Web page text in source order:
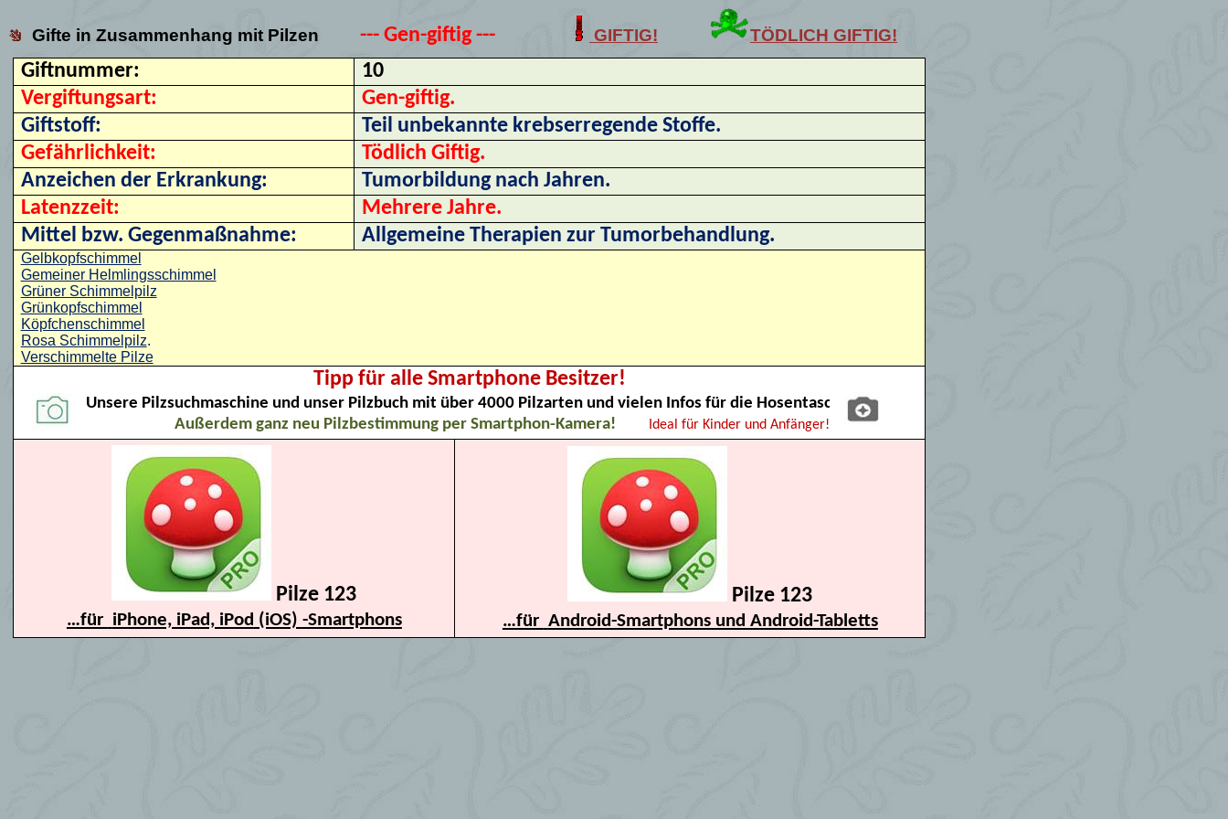
Gifte in Zusammenhang mit Pilzen --- Gen-giftig --- GIFTIG! TÖDLICH GIFTIG!
Giftnummer:
10
Vergiftungsart:
Gen-giftig.
Giftstoff:
Teil unbekannte krebserregende Stoffe.
Gefährlichkeit:
Tödlich Giftig.
Anzeichen der Erkrankung:
Tumorbildung nach Jahren.
Latenzzeit:
Mehrere Jahre.
Mittel bzw. Gegenmaßnahme:
Allgemeine Therapien zur Tumorbehandlung.
Gelbkopfschimmel
Gemeiner Helmlingsschimmel
Grüner Schimmelpilz
Grünkopfschimmel
Köpfchenschimmel
Rosa Schimmelpilz.
Verschimmelte Pilze
Tipp für alle Smartphone Besitzer!
Unsere Pilzsuchmaschine und unser Pilzbuch mit über 4000 Pilzarten und vielen Infos für die Hosentasche!
Außerdem ganz neu Pilzbestimmung per Smartphon-Kamera!
Ideal für Kinder und Anfänger!
Pilze 123
…für iPhone, iPad, iPod (iOS) -Smartphons
Pilze 123
…für Android-Smartphons und Android-Tabletts